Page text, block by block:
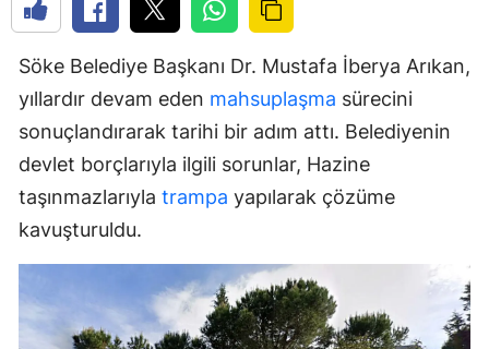
Söke Belediye Başkanı Dr. Mustafa İberya Arıkan,
yıllardır devam eden mahsuplaşma sürecini
sonuçlandırarak tarihi bir adım attı. Belediyenin
devlet borçlarıyla ilgili sorunlar, Hazine
taşınmazlarıyla trampa yapılarak çözüme
kavuşturuldu.